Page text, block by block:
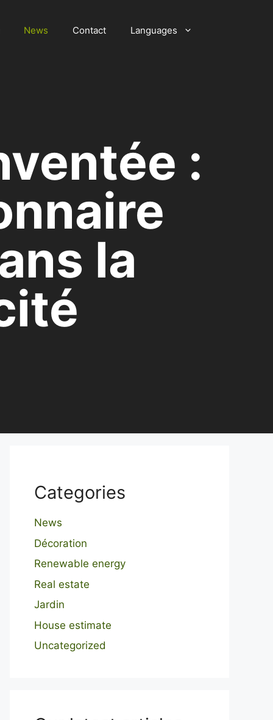
News Contact Languages
:
la
Categories
News
Décoration
Renewable energy
Real estate
Jardin
House estimate
Uncategorized